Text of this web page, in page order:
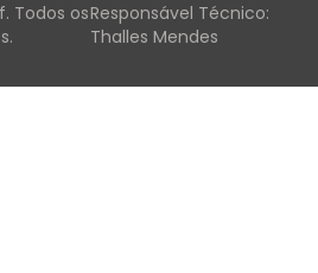
Todos osResponsável Técnico:
Thalles Mendes